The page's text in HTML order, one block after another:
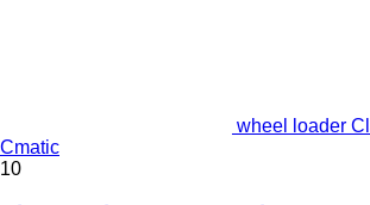
wheel loader
Cmatic
10